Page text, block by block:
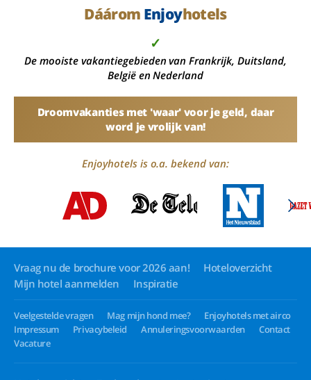
Dáárom Enjoyhotels
✓
De mooiste vakantiegebieden van Frankrijk, Duitsland,
België en Nederland
Droomvakanties met 'waar' voor je geld, daar
word je vrolijk van!
Enjoyhotels is o.a. bekend van:
Vraag nu de brochure voor 2026 aan!
Hoteloverzicht
Mijn hotel aanmelden
Inspiratie
Veelgestelde vragen Mag mijn hond mee?
Enjoyhotels met airco
Impressum
Privacybeleid Annuleringsvoorwaarden
Contact
Vacature